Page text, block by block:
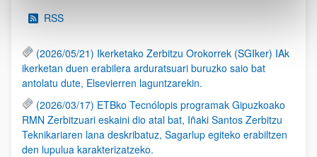
RSS
(2026/05/21) Ikerketako Zerbitzu Orokorrek (SGIker) IAk
ikerketan duen erabilera arduratsuari buruzko saio bat
antolatu dute, Elsevierren laguntzarekin.
(2026/03/17) ETBko Tecnólopis programak Gipuzkoako
RMN Zerbitzuari eskaini dio atal bat, Iñaki Santos Zerbitzu
Teknikariaren lana deskribatuz, Sagarlup egiteko erabiltzen
den lupulua karakterizatzeko.